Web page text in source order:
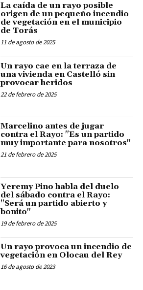
La caída de un rayo posible
origen de un pequeño incendio
de vegetación en el municipio
de Torás
11 de agosto de 2025
Un rayo cae en la terraza de
una vivienda en Castelló sin
provocar heridos
22 de febrero de 2025
Marcelino antes de jugar
contra el Rayo: "Es un partido
muy importante para nosotros"
21 de febrero de 2025
Yeremy Pino habla del duelo
del sábado contra el Rayo:
"Será un partido abierto y
bonito"
19 de febrero de 2025
Un rayo provoca un incendio de
vegetación en Olocau del Rey
16 de agosto de 2023